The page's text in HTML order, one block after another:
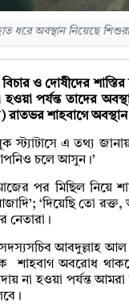
ধরে অবস্থান নিয়েছে
ও দোষীদের
হওয়া পর্যন্ত তাদের
শাহবাগে
স্ট্যাটাসে এ তথ্য
চলে আসুন।’
পর মিছিল নিয়ে
‘দিয়েছি তো রক্ত,
নেতারা।
সদস্যসচিব আবদুল্লাহ
শাহবাগ অবরোধ
না হওয়া পর্যন্ত আমরা